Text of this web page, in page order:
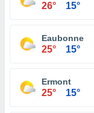
26° 15°
Eaubonne
25° 15°
Ermont
25° 15°